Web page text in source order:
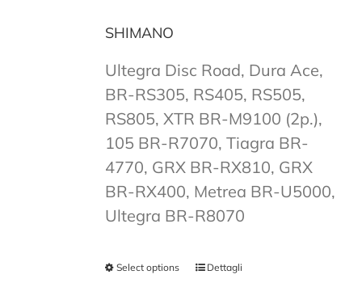
SHIMANO
Ultegra Disc Road, Dura Ace,
BR-RS305, RS405, RS505,
RS805, XTR BR-M9100 (2p.),
105 BR-R7070, Tiagra BR-
4770, GRX BR-RX810, GRX
BR-RX400, Metrea BR-U5000,
Ultegra BR-R8070
Select options Dettagli